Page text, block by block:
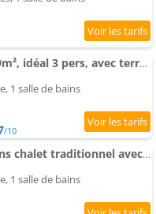
Charmant studio 19m², idéal 3 pers, avec terrasse et parking, proche commerces et navette ski - FR-1
1 salle de bains
/10
Appart spacieux dans chalet traditionnel avec balcon pour 5 pers. à Arêches-Beaufort - FR-1-342-146
1 salle de bains